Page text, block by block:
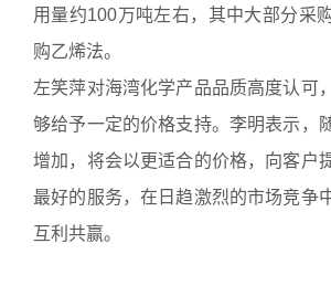
用量约100万吨左右，其中大部分采
购乙烯法。
左笑萍对海湾化学产品品质高度认可
够给予一定的价格支持。李明表示，
增加，将会以更适合的价格，向客户
最好的服务，在日趋激烈的市场竞争
互利共赢。